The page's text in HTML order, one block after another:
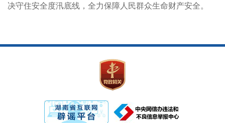
决守住安全度汛底线，全力保障人民群众生命财产安全。